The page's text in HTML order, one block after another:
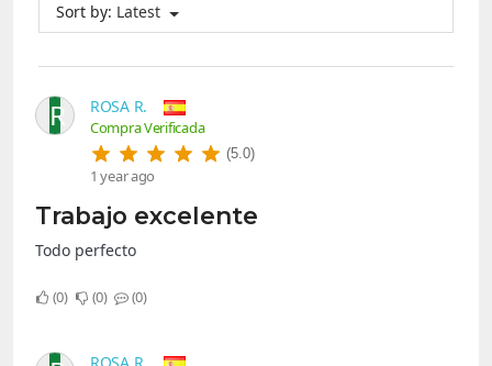
Sort by: Latest
R ROSA R.
Compra Verificada
(5.0)
1 year ago
Trabajo excelente
Todo perfecto
0 0 0